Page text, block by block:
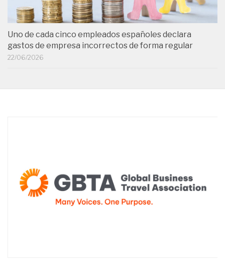
Uno de cada cinco empleados españoles declara
gastos de empresa incorrectos de forma regular
22/06/2026